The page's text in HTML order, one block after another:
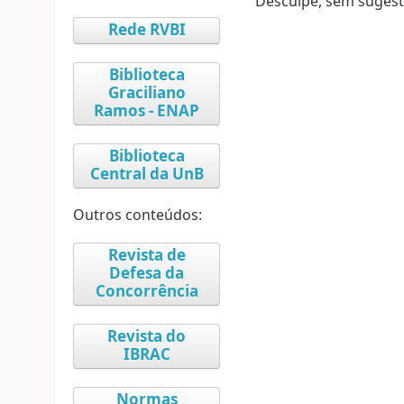
Rede RVBI
Biblioteca
Graciliano
Ramos - ENAP
Biblioteca
Central da UnB
Outros conteúdos:
Revista de
Defesa da
Concorrência
Revista do
IBRAC